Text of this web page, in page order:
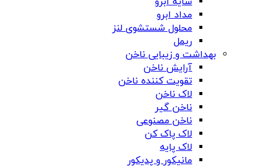
مداد ابرو
محلول شستشوی لنز
ریمل
بهداشت و زیبایی ناخن
آرایش ناخن
تقویت کننده ناخن
لاک ناخن
ناخن گیر
ناخن مصنوعی
لاک پاک کن
لاک پایه
مانیکور و پدیکور